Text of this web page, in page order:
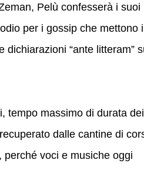
Pelù confesserà i suoi
per i gossip che mettono
“ante litteram”
tempo massimo di durata dei
dalle cantine di
voci e musiche oggi